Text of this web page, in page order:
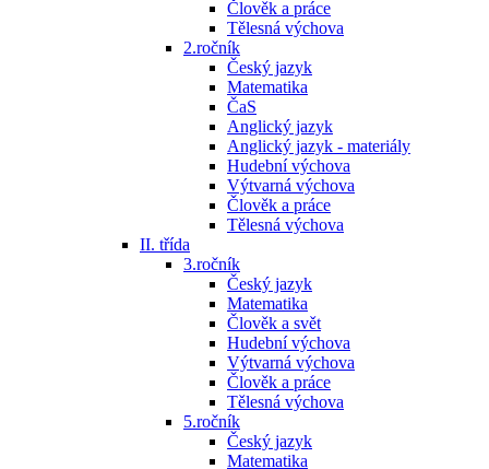
Člověk a práce
Tělesná výchova
2.ročník
Český jazyk
Matematika
ČaS
Anglický jazyk
Anglický jazyk - materiály
Hudební výchova
Výtvarná výchova
Člověk a práce
Tělesná výchova
II. třída
3.ročník
Český jazyk
Matematika
Člověk a svět
Hudební výchova
Výtvarná výchova
Člověk a práce
Tělesná výchova
5.ročník
Český jazyk
Matematika